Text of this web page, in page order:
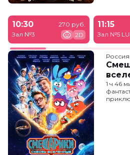
10:30
Зал №3
270 руб.
2D
11:15
Зал №5
Россия
1 ч 46